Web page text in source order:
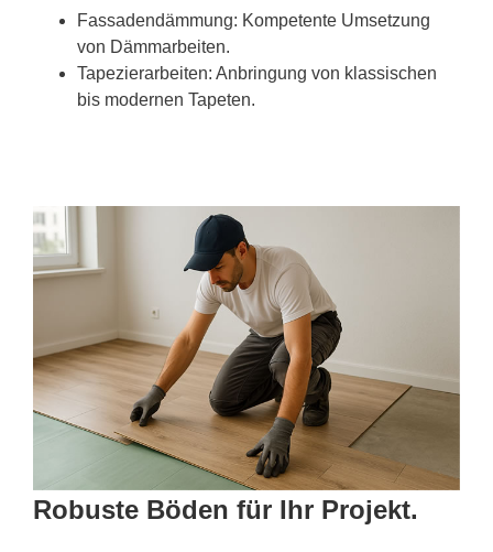
Fassadendämmung: Kompetente Umsetzung
von Dämmarbeiten.
Tapezierarbeiten: Anbringung von klassischen
bis modernen Tapeten.
Robuste Böden für Ihr Projekt.